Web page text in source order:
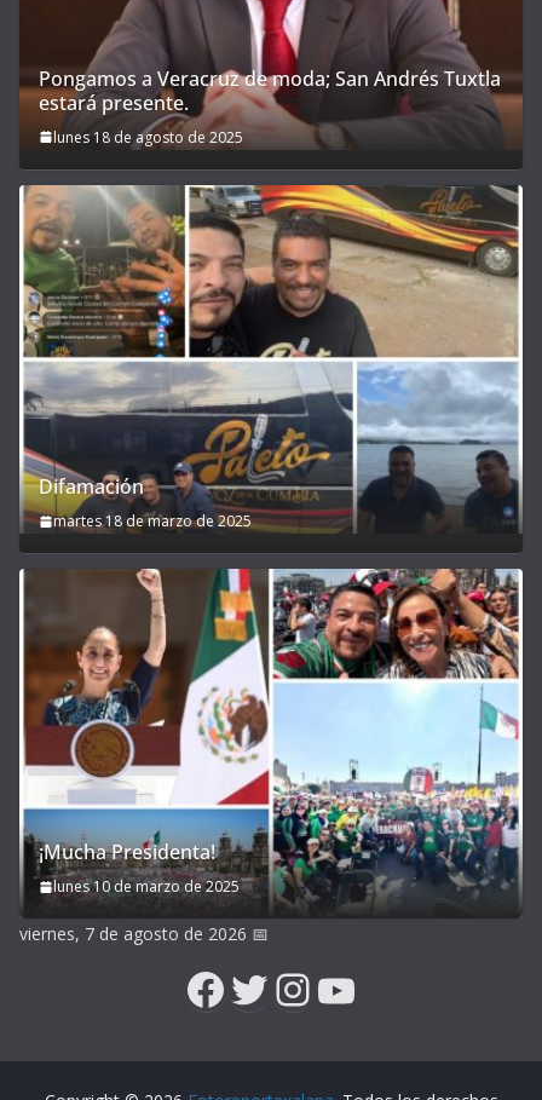
Pongamos a Veracruz de moda; San Andrés Tuxtla
estará presente.
lunes 18 de agosto de 2025
Difamación
martes 18 de marzo de 2025
¡Mucha Presidenta!
lunes 10 de marzo de 2025
viernes, 7 de agosto de 2026 📅
Facebook
Twitter
Instagram
YouTube